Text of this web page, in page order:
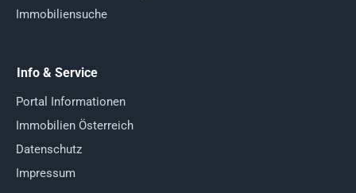
Immobiliensuche
Info & Service
Portal Informationen
Immobilien Österreich
Datenschutz
Impressum